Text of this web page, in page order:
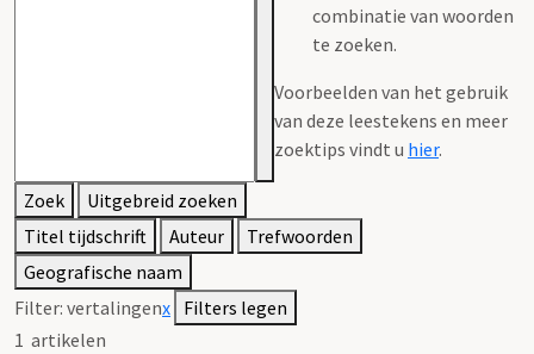
combinatie van woorden
te zoeken.
Voorbeelden van het gebruik
van deze leestekens en meer
zoektips vindt u hier.
Zoek
Uitgebreid zoeken
Titel tijdschrift
Auteur
Trefwoorden
Geografische naam
Filter: vertalingenx Filters legen
1 artikelen